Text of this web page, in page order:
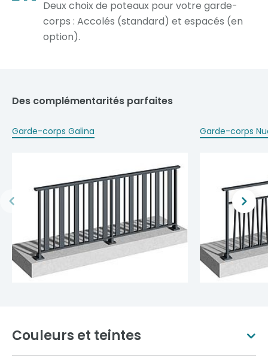
Deux choix de poteaux pour votre garde-
corps : Accolés (standard) et espacés (en
option).
Des complémentarités parfaites
Garde-corps Galina Garde-corps
Couleurs et teintes